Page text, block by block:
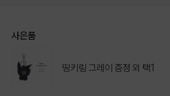
사은품
띵키링 그레이 증정 외 택1